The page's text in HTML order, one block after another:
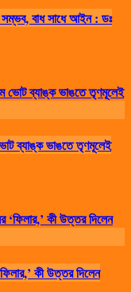
সম্ভব, বাধ সাধে আইন : ডঃ
ব্যাঙ্ক ভাঙতে তৃণমূলেই
কী উত্তর দিলেন